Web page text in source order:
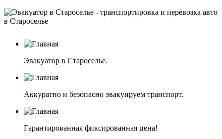
Эвакуатор в Староселье.
Аккуратно и безопасно эвакуируем транспорт.
Гарантированная фиксированная цена!